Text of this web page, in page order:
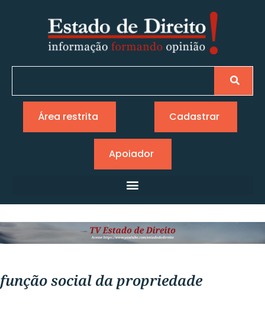
Área restrita Cadastrar
Apoiador
função social da propriedade